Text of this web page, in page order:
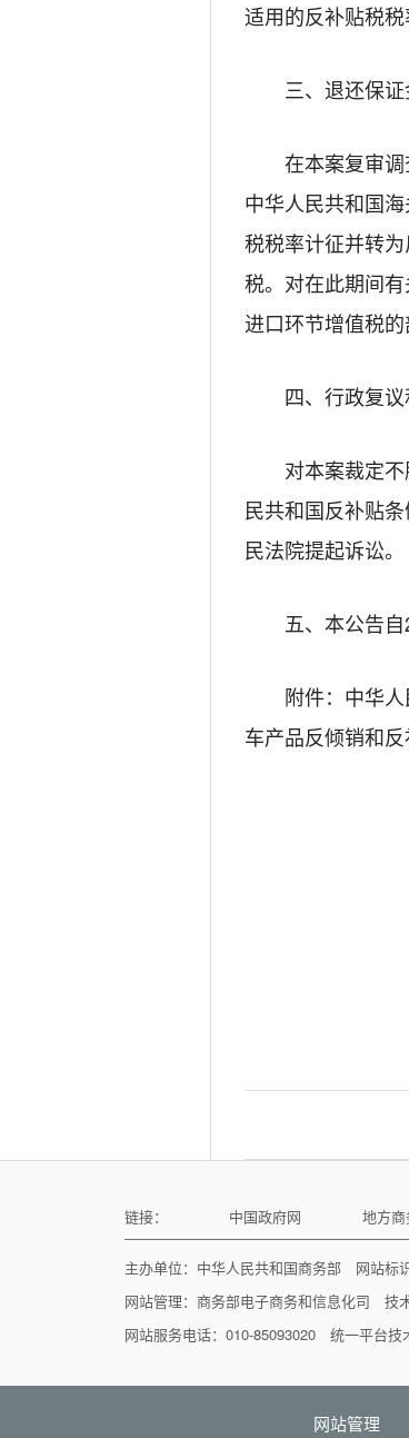
适用的反补贴税税
三、退还保证
在本案复审调
中华人民共和国
税税率计征并转
税。对在此期间
进口环节增值税
四、行政复议
对本案裁定不
民共和国反补贴
民法院提起诉讼。
五、本公告自
附件： 中华
车产品反倾销和
链接： 中国政府网 地方
主办单位：中华人民共和国商务部 网站
网站管理：商务部电子商务和信息化司 技
网站服务电话：010-85093020 统一平台
网站管理